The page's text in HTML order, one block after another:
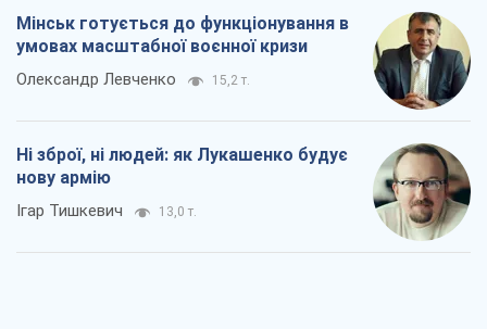
Мінськ готується до функціонування в
умовах масштабної воєнної кризи
Олександр Левченко 15,2 т.
Ні зброї, ні людей: як Лукашенко будує
нову армію
Ігар Тишкевич 13,0 т.